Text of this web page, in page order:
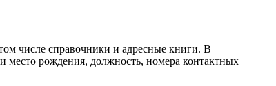
числе справочники и адресные книги. В
место рождения, должность, номера контактных